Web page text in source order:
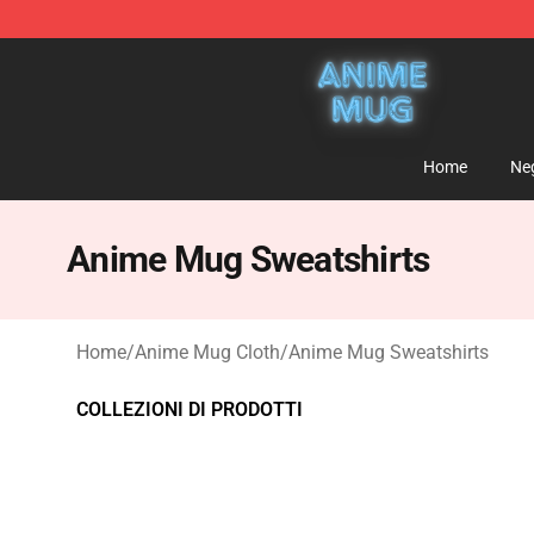
Anime Mug Shop - The Best Store of Anime Mug
Home
Anime Mug Sweatshirts
Home/Anime Mug Cloth/Anime Mug Sweatshirts
COLLEZIONI DI PRODOTTI